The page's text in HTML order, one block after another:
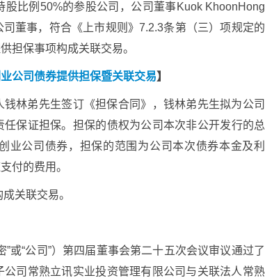
比例50%的参股公司，公司董事Kuok KhoonHong
董事，符合《上市规则》7.2.3条第（三）项规定的
担保事项构成关联交易。
公司债券提供担保暨关联交易】
林弟先生签订《担保合同》，钱林弟先生拟为公司
保证担保。担保的债权为公司本次非公开发行的总
业公司债券，担保的范围为公司本次债券本金及利
付的费用。
关联交易。
或“公司”）第四届董事会第二十五次会议审议通过了
司常熟立讯实业投资管理有限公司与关联法人常熟